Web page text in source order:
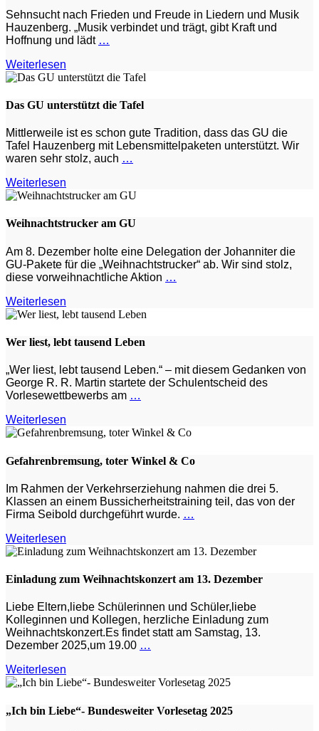
Sehnsucht nach Frieden und Freude in Liedern und Musik
Hauzenberg. „Musik verbindet und trägt, gibt Kraft und
Hoffnung und lädt …
Weiterlesen
Das GU unterstützt die Tafel
Mittlerweile ist es schon gute Tradition, dass das GU die
Tafel Hauzenberg mit Lebensmittelpaketen unterstützt. Wir
waren sehr stolz, auch …
Weiterlesen
Weihnachtstrucker am GU
Am 8. Dezember holte eine Delegation der Johanniter die
GU-Pakete für die „Weihnachtstrucker“ ab. Wir sind stolz,
diese vorweihnachtliche Aktion …
Weiterlesen
Wer liest, lebt tausend Leben
„Wer liest, lebt tausend Leben.“ – mit diesem Gedanken von
George R. R. Martin startete der Schulentscheid des
Vorlesewettbewerbs am …
Weiterlesen
Gefahrenbremsung, toter Winkel & Co
Im Rahmen der Verkehrserziehung nahmen die drei 5.
Klassen an einem Bussicherheitstraining teil, das von der
Firma Seibold durchgeführt wurde. …
Weiterlesen
Einladung zum Weihnachtskonzert am 13. Dezember
Liebe Eltern,liebe Schülerinnen und Schüler,liebe
Kolleginnen und Kollegen, herzliche Einladung zum
Weihnachtskonzert.Es findet statt am Samstag, 13.
Dezember 2025,um 19.00 …
Weiterlesen
„Ich bin Liebe“- Bundesweiter Vorlesetag 2025